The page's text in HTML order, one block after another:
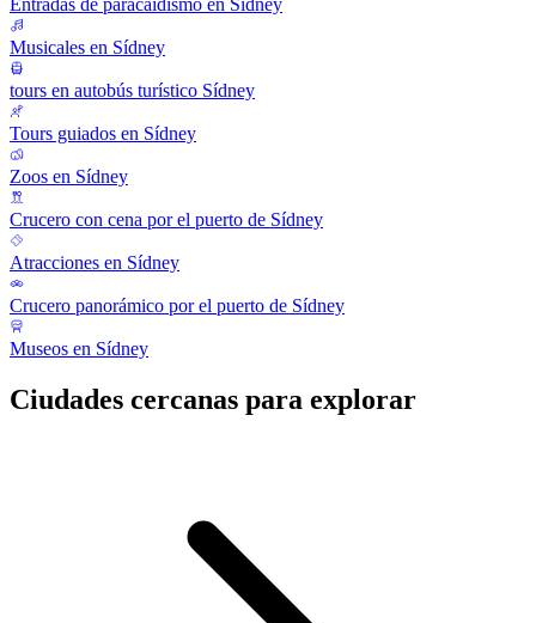
Entradas de paracaidismo en Sídney
Musicales en Sídney
tours en autobús turístico Sídney
Tours guiados en Sídney
Zoos en Sídney
Crucero con cena por el puerto de Sídney
Atracciones en Sídney
Crucero panorámico por el puerto de Sídney
Museos en Sídney
Ciudades cercanas para explorar